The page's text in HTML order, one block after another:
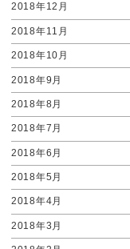
2018年12月
2018年11月
2018年10月
2018年9月
2018年8月
2018年7月
2018年6月
2018年5月
2018年4月
2018年3月